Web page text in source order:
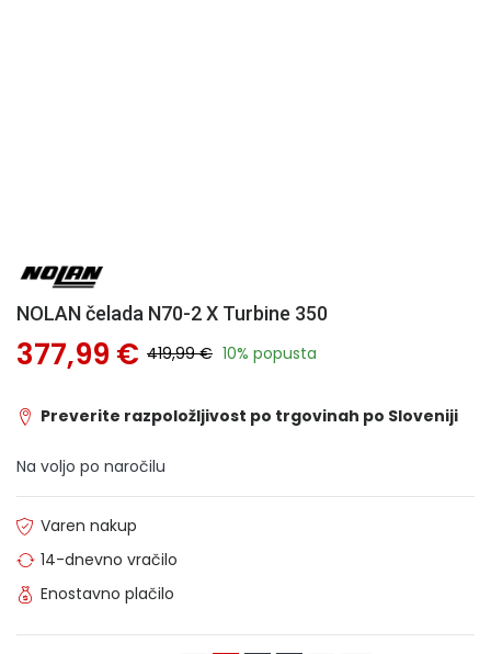
NOLAN čelada N70-2 X Turbine 350
377,99 € 419,99 € 10% popusta
Preverite razpoložljivost po trgovinah po Sloveniji
Na voljo po naročilu
Varen nakup
14-dnevno vračilo
Enostavno plačilo